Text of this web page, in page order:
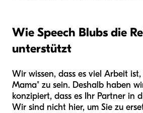
Wie Speech Blubs die
unterstützt
Wir wissen, dass es viel Arbeit
Mama" zu sein. Deshalb haben
konzipiert, dass es Ihr Partner in
Wir sind nicht hier, um Sie zu